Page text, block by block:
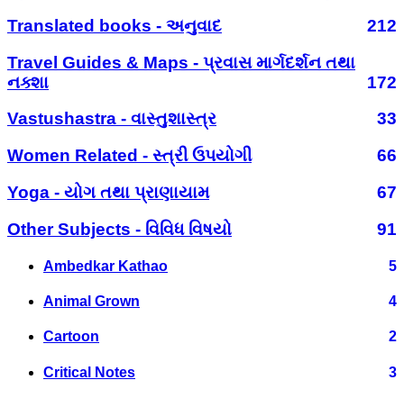
Translated books - અનુવાદ
212
Travel Guides & Maps - પ્રવાસ માર્ગદર્શન તથા
નક્શા
172
Vastushastra - વાસ્તુશાસ્ત્ર
33
Women Related - સ્ત્રી ઉપયોગી
66
Yoga - યોગ તથા પ્રાણાયામ
67
Other Subjects - વિવિધ વિષયો
91
Ambedkar Kathao 5
Animal Grown 4
Cartoon 2
Critical Notes 3